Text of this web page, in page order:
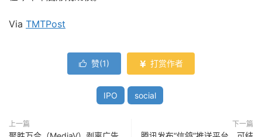
Via TMTPost
 赞(1)  打赏作者
IPO social
上一篇 下一篇